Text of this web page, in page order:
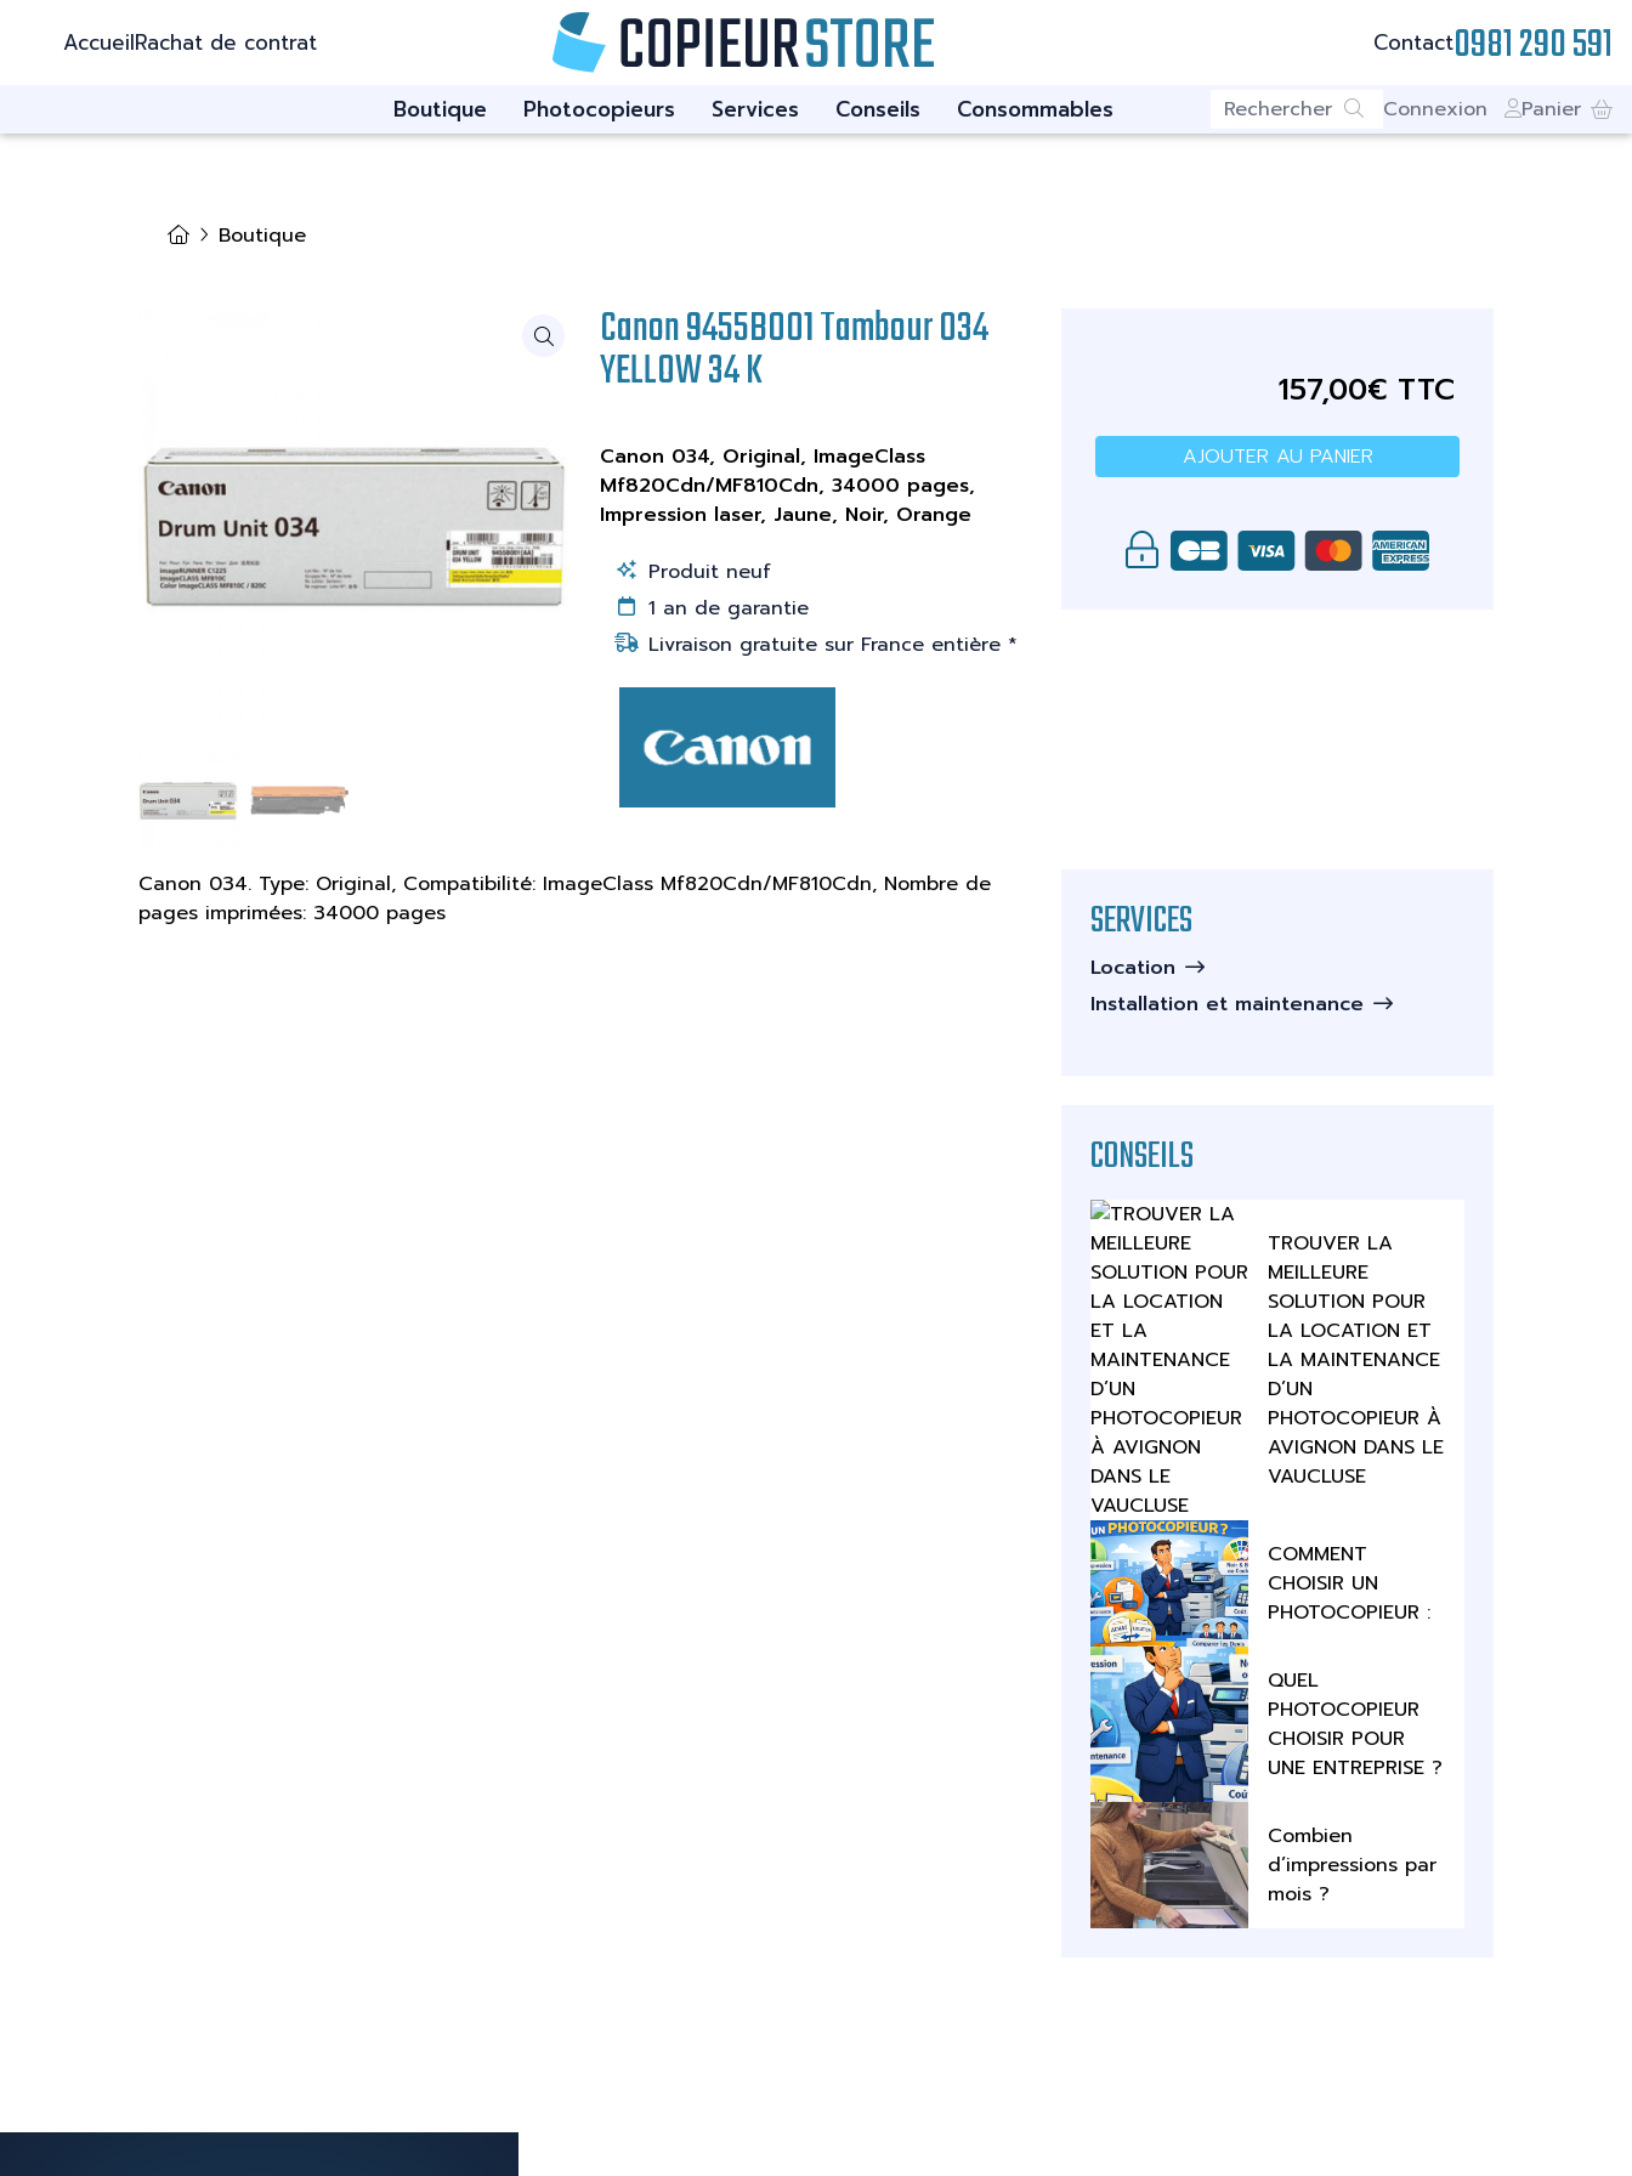
AccueilRachat de contrat
Boutique Photocopieurs Services Conseils Consommables
Contact0981 290 591
Connexion Panier
Boutique
Canon 9455B001 Tambour 034
YELLOW 34 K
Canon 034, Original, ImageClass
Mf820Cdn/MF810Cdn, 34000 pages,
Impression laser, Jaune, Noir, Orange
Produit neuf
1 an de garantie
Livraison gratuite sur France entière *
157,00€ TTC
AJOUTER AU PANIER
Canon 034. Type: Original, Compatibilité: ImageClass Mf820Cdn/MF810Cdn, Nombre de
pages imprimées: 34000 pages
SERVICES
Location
Installation et maintenance
CONSEILS
TROUVER LA
MEILLEURE
SOLUTION POUR
LA LOCATION ET
LA MAINTENANCE
D’UN
PHOTOCOPIEUR À
AVIGNON DANS LE
VAUCLUSE
COMMENT
CHOISIR UN
PHOTOCOPIEUR :
QUEL
PHOTOCOPIEUR
CHOISIR POUR
UNE ENTREPRISE ?
Combien
d’impressions par
mois ?